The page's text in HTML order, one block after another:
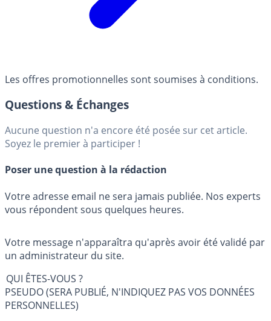
Les offres promotionnelles sont soumises à conditions.
Questions & Échanges
Aucune question n'a encore été posée sur cet article.
Soyez le premier à participer !
Poser une question à la rédaction
Votre adresse email ne sera jamais publiée. Nos experts
vous répondent sous quelques heures.
Votre message n'apparaîtra qu'après avoir été validé par
un administrateur du site.
QUI ÊTES-VOUS ?
PSEUDO (SERA PUBLIÉ, N'INDIQUEZ PAS VOS DONNÉES
PERSONNELLES)